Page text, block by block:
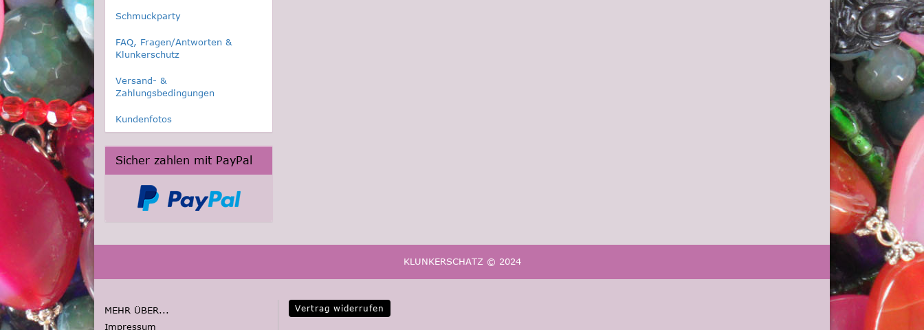
Schmuckparty
FAQ, Fragen/Antworten &
Klunkerschutz
Versand- &
Zahlungsbedingungen
Kundenfotos
Sicher zahlen mit PayPal
KLUNKERSCHATZ © 2024
MEHR ÜBER...
Impressum
Vertrag widerrufen